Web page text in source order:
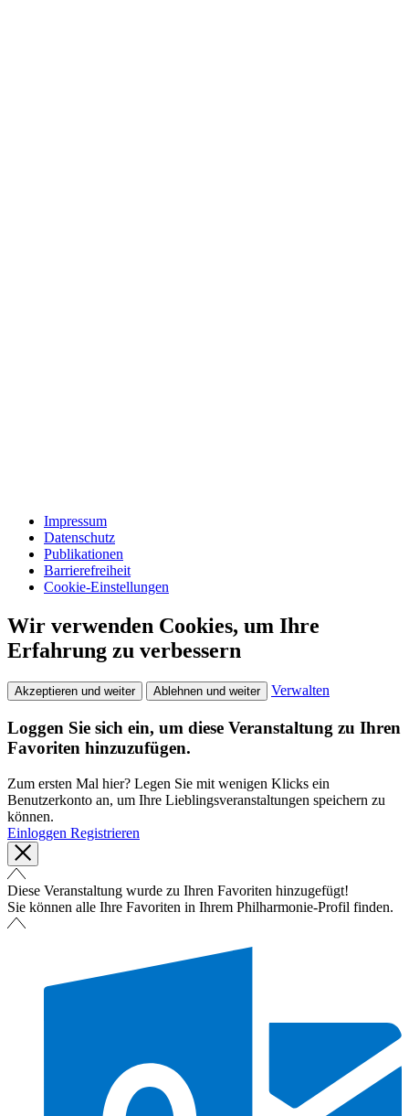
Impressum
Datenschutz
Publikationen
Barrierefreiheit
Cookie-Einstellungen
Wir verwenden Cookies, um Ihre
Erfahrung zu verbessern
Akzeptieren und weiter Ablehnen und weiter Verwalten
Loggen Sie sich ein, um diese Veranstaltung zu Ihren
Favoriten hinzuzufügen.
Zum ersten Mal hier? Legen Sie mit wenigen Klicks ein
Benutzerkonto an, um Ihre Lieblingsveranstaltungen speichern zu
können.
Einloggen Registrieren
Diese Veranstaltung wurde zu Ihren Favoriten hinzugefügt!
Sie können alle Ihre Favoriten in Ihrem Philharmonie-Profil finden.